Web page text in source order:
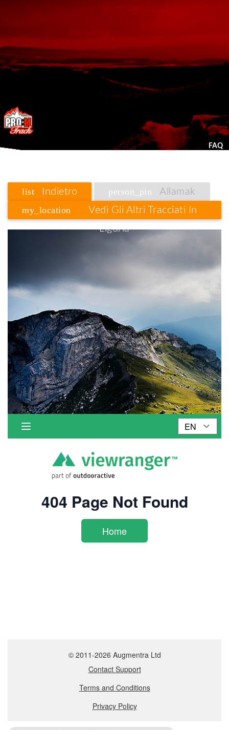
FAQ
list Indietro person_pin
Allamak
my_location
Vedi Gli Altri Tracciati In
Liguria